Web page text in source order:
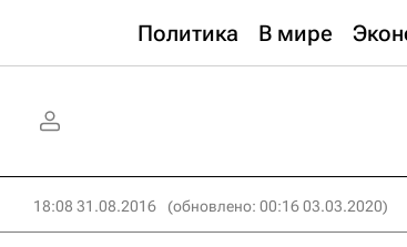
Политика В мире
18:08 31.08.2016 (обновлено: 00:16 03.03.2020)